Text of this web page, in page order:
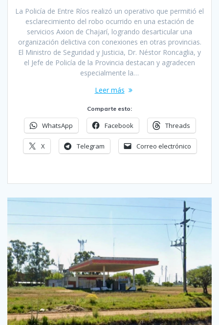
La Policía de Entre Ríos realizó un operativo que permitió el
esclarecimiento del robo ocurrido en una estación de
servicios Axion de Chajarí, logrando desarticular una
organización delictiva con conexiones en otras provincias.
El Ministro de Seguridad y Justicia, Dr. Néstor Roncaglia, y
el Jefe de Policía de la Provincia destacan y agradecen
especialmente la…
Leer más
Comparte esto:
WhatsApp Facebook Threads
X Telegram Correo electrónico